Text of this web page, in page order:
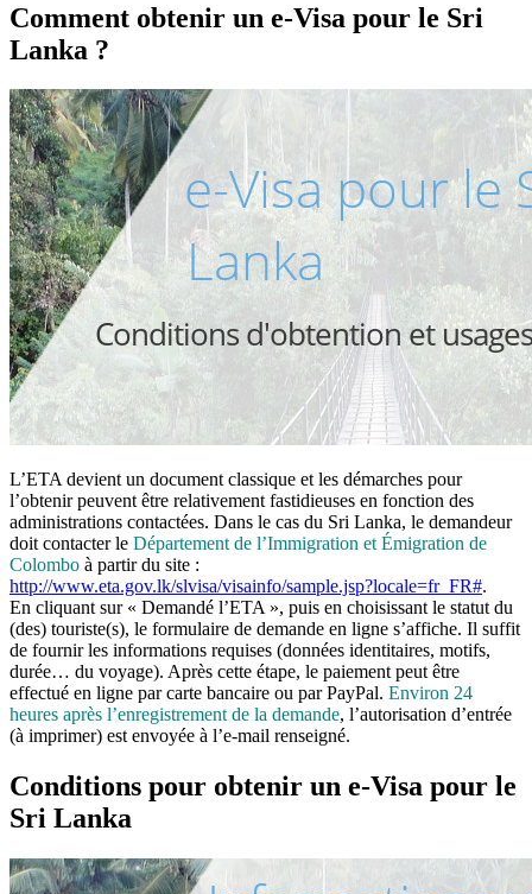
Comment obtenir un e-Visa pour le Sri
Lanka ?
L’ETA devient un document classique et les démarches pour
l’obtenir peuvent être relativement fastidieuses en fonction des
administrations contactées. Dans le cas du Sri Lanka, le demandeur
doit contacter le Département de l’Immigration et Émigration de
Colombo à partir du site :
http://www.eta.gov.lk/slvisa/visainfo/sample.jsp?locale=fr_FR#.
En cliquant sur « Demandé l’ETA », puis en choisissant le statut du
(des) touriste(s), le formulaire de demande en ligne s’affiche. Il suffit
de fournir les informations requises (données identitaires, motifs,
durée… du voyage). Après cette étape, le paiement peut être
effectué en ligne par carte bancaire ou par PayPal. Environ 24
heures après l’enregistrement de la demande, l’autorisation d’entrée
(à imprimer) est envoyée à l’e-mail renseigné.
Conditions pour obtenir un e-Visa pour le
Sri Lanka